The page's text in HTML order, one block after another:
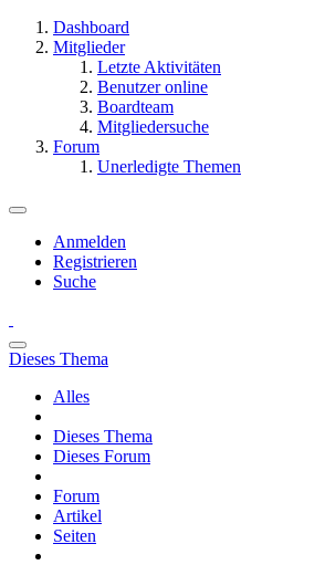
Dashboard
Mitglieder
Letzte Aktivitäten
Benutzer online
Boardteam
Mitgliedersuche
Forum
Unerledigte Themen
Anmelden
Registrieren
Suche
Dieses Thema
Alles
Dieses Thema
Dieses Forum
Forum
Artikel
Seiten